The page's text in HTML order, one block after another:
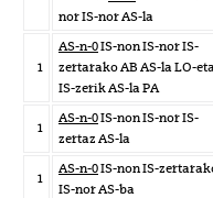
nor IS-nor AS-la
1
AS-n-0IS-non IS-nor IS-
zertarako AB AS-la LO-
IS-zerik AS-la PA
1
AS-n-0IS-non IS-nor IS-
zertaz AS-la
1
AS-n-0IS-non IS-
IS-nor AS-ba